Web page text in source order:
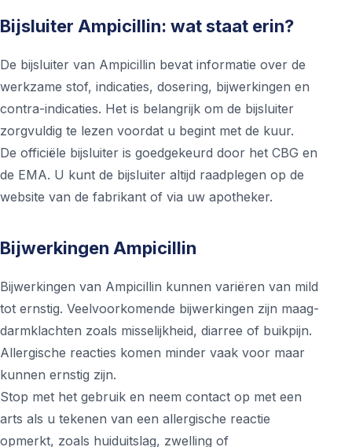
Bijsluiter Ampicillin: wat staat erin?
De bijsluiter van Ampicillin bevat informatie over de
werkzame stof, indicaties, dosering, bijwerkingen en
contra-indicaties. Het is belangrijk om de bijsluiter
zorgvuldig te lezen voordat u begint met de kuur.
De officiële bijsluiter is goedgekeurd door het CBG en
de EMA. U kunt de bijsluiter altijd raadplegen op de
website van de fabrikant of via uw apotheker.
Bijwerkingen Ampicillin
Bijwerkingen van Ampicillin kunnen variëren van mild
tot ernstig. Veelvoorkomende bijwerkingen zijn maag-
darmklachten zoals misselijkheid, diarree of buikpijn.
Allergische reacties komen minder vaak voor maar
kunnen ernstig zijn.
Stop met het gebruik en neem contact op met een
arts als u tekenen van een allergische reactie
opmerkt, zoals huiduitslag, zwelling of